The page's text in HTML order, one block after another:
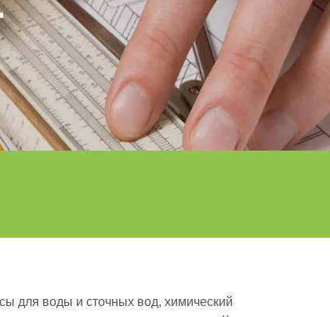
для воды и сточных вод, химический